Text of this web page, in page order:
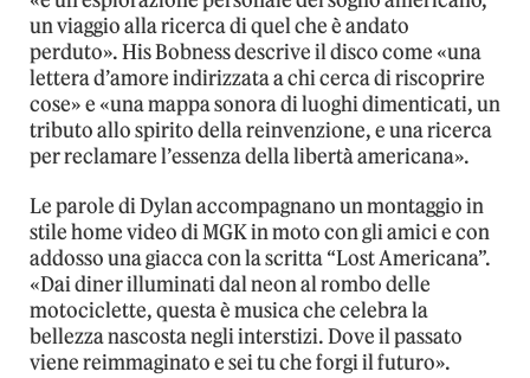
un viaggio alla ricerca di quel che è andato
perduto». His Bobness descrive il disco come «una
lettera d’amore indirizzata a chi cerca di riscoprire
cose» e «una mappa sonora di luoghi dimenticati, un
tributo allo spirito della reinvenzione, e una ricerca
per reclamare l’essenza della libertà americana».
Le parole di Dylan accompagnano un montaggio in
stile home video di MGK in moto con gli amici e con
addosso una giacca con la scritta “Lost Americana”.
«Dai diner illuminati dal neon al rombo delle
motociclette, questa è musica che celebra la
bellezza nascosta negli interstizi. Dove il passato
viene reimmaginato e sei tu che forgi il futuro».